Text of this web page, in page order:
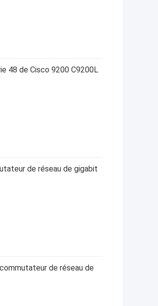
48 de Cisco 9200 C9200L
de réseau de gigabit
de réseau de